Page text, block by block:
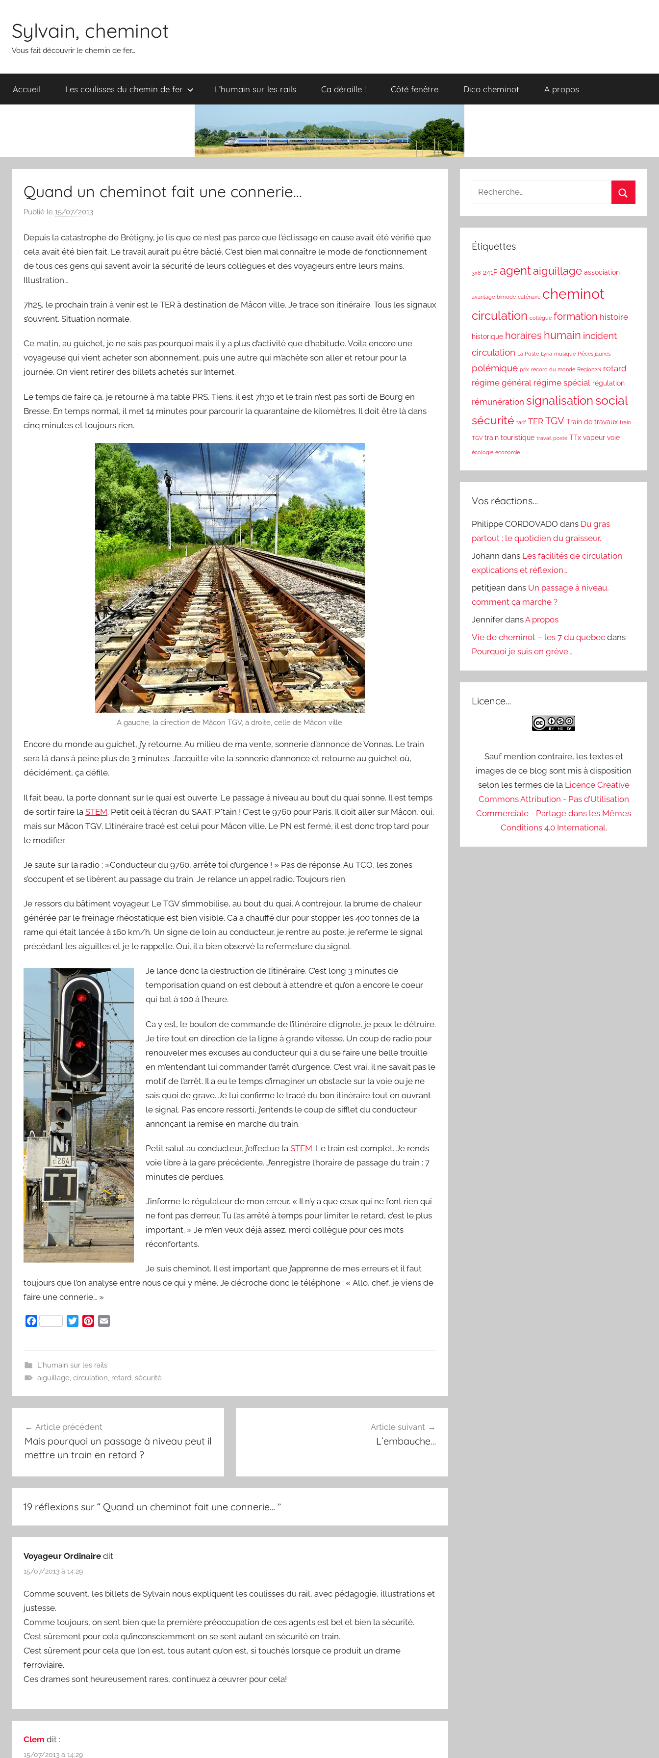
contenu
Sylvain, cheminot
Vous fait découvrir le chemin de fer…
Accueil Les coulisses du chemin de fer L’humain sur les rails Ca déraille ! Côté fenêtre Dico cheminot A propos
Quand un cheminot fait une connerie…
Publié le 15/07/2013
r
S
y
a
d
Depuis la catastrophe de Brétigny, je lis que ce n’est pas parce que l’éclissage en cause avait été vérifié que
cela avait été bien fait. Le travail aurait pu être bâclé. C’est bien mal connaître le mode de fonctionnement
de tous ces gens qui savent avoir la sécurité de leurs collègues et des voyageurs entre leurs mains.
Illustration…
7h25, le prochain train à venir est le TER à destination de Mâcon ville. Je trace son itinéraire. Tous les signaux
s’ouvrent. Situation normale.
Ce matin, au guichet, je ne sais pas pourquoi mais il y a plus d’activité que d’habitude. Voila encore une
voyageuse qui vient acheter son abonnement, puis une autre qui m’achète son aller et retour pour la
journée. On vient retirer des billets achetés sur Internet.
Le temps de faire ça, je retourne à ma table PRS. Tiens, il est 7h30 et le train n’est pas sorti de Bourg en
Bresse. En temps normal, il met 14 minutes pour parcourir la quarantaine de kilomètres. Il doit être là dans
cinq minutes et toujours rien.
A gauche, la direction de Mâcon TGV, à droite, celle de Mâcon ville.
Encore du monde au guichet, j’y retourne. Au milieu de ma vente, sonnerie d’annonce de Vonnas. Le train
sera là dans à peine plus de 3 minutes. J’acquitte vite la sonnerie d’annonce et retourne au guichet où,
décidément, ça défile.
Il fait beau, la porte donnant sur le quai est ouverte. Le passage à niveau au bout du quai sonne. Il est temps
de sortir faire la STEM. Petit oeil à l’écran du SAAT. P*tain ! C’est le 9760 pour Paris. Il doit aller sur Mâcon, oui,
mais sur Mâcon TGV. L’itinéraire tracé est celui pour Mâcon ville. Le PN est fermé, il est donc trop tard pour
le modifier.
Je saute sur la radio : »Conducteur du 9760, arrête toi d’urgence ! » Pas de réponse. Au TCO, les zones
s’occupent et se libèrent au passage du train. Je relance un appel radio. Toujours rien.
Je ressors du bâtiment voyageur. Le TGV s’immobilise, au bout du quai. A contrejour, la brume de chaleur
générée par le freinage rhéostatique est bien visible. Ca a chauffé dur pour stopper les 400 tonnes de la
rame qui était lancée à 160 km/h. Un signe de loin au conducteur, je rentre au poste, je referme le signal
précédant les aiguilles et je le rappelle. Oui, il a bien observé la refermeture du signal.
Je lance donc la destruction de l’itinéraire. C’est long 3 minutes de
temporisation quand on est debout à attendre et qu’on a encore le coeur
qui bat à 100 à l’heure.
Ca y est, le bouton de commande de l’itinéraire clignote, je peux le détruire.
Je tire tout en direction de la ligne à grande vitesse. Un coup de radio pour
renouveler mes excuses au conducteur qui a du se faire une belle trouille
en m’entendant lui commander l’arrêt d’urgence. C’est vrai, il ne savait pas le
motif de l’arrêt. Il a eu le temps d’imaginer un obstacle sur la voie ou je ne
sais quoi de grave. Je lui confirme le tracé du bon itinéraire tout en ouvrant
le signal. Pas encore ressorti, j’entends le coup de sifflet du conducteur
annonçant la remise en marche du train.
Petit salut au conducteur, j’effectue la STEM. Le train est complet. Je rends
voie libre à la gare précédente. J’enregistre l’horaire de passage du train : 7
minutes de perdues.
J’informe le régulateur de mon erreur. « Il n’y a que ceux qui ne font rien qui
ne font pas d’erreur. Tu l’as arrêté à temps pour limiter le retard, c’est le plus
important. » Je m’en veux déjà assez, merci collègue pour ces mots
réconfortants.
Je suis cheminot. Il est important que j’apprenne de mes erreurs et il faut
toujours que l’on analyse entre nous ce qui y mène. Je décroche donc le téléphone : « Allo, chef, je viens de
faire une connerie… »
F
b
o
t
e
e
r
L'humain sur les rails
aiguillage, circulation, retard, sécurité
Navigation
de
Article précédent
Mais pourquoi un passage à niveau peut il
mettre un train en retard ?
Article suivant
L’embauche…
19 réflexions sur “ Quand un cheminot fait une connerie… ”
Voyageur Ordinaire dit :
15/07/2013 à 14:29
Comme souvent, les billets de Sylvain nous expliquent les coulisses du rail, avec pédagogie, illustrations et
justesse.
Comme toujours, on sent bien que la première préoccupation de ces agents est bel et bien la sécurité.
C’est sûrement pour cela qu’inconsciemment on se sent autant en sécurité en train.
C’est sûrement pour cela que l’on est, tous autant qu’on est, si touchés lorsque ce produit un drame
ferroviaire.
Ces drames sont heureusement rares, continuez à œuvrer pour cela!
Clem dit :
15/07/2013 à 14:29
Étiquettes
3x8 241P agentaiguillage association
avantage bimode caténaire cheminot
circulation collègue formation histoire
historique horaires humain incident
circulation La Poste Lyria musique Pièces jaunes
polémique prix record du monde Region2N retard
régime général régime spécial régulation
rémunération signalisation social
sécurité tarif TER TGV Train de travaux train
TGV train touristique travail posté TTx vapeur voie
écologie économie
Vos réactions…
Philippe CORDOVADO dans Du gras
partout : le quotidien du graisseur.
Johann dans Les facilités de circulation:
explications et réflexion…
petitjean dans Un passage à niveau,
comment ça marche ?
Jennifer dansA propos
Vie de cheminot – les 7 du quebec dans
Pourquoi je suis en grève…
Licence…
Sauf mention contraire, les textes et
images de ce blog sont mis à disposition
selon les termes de la Licence Creative
Commons Attribution - Pas d’Utilisation
Commerciale - Partage dans les Mêmes
Conditions 4.0 International.